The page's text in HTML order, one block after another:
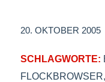
20. OKTOBER 2005
SCHLAGWORTE:
FLOCKBROWSER